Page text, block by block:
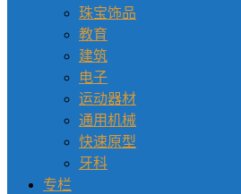
珠宝饰品
教育
建筑
电子
运动器材
通用机械
快速原型
牙科
专栏